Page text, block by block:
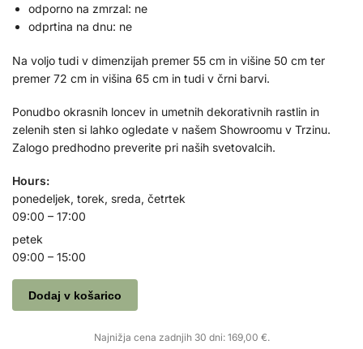
odporno na zmrzal: ne
odprtina na dnu: ne
Na voljo tudi v dimenzijah premer 55 cm in višine 50 cm ter
premer 72 cm in višina 65 cm in tudi v črni barvi.
Ponudbo okrasnih loncev in umetnih dekorativnih rastlin in
zelenih sten si lahko ogledate v našem Showroomu v Trzinu.
Zalogo predhodno preverite pri naših svetovalcih.
Hours:
ponedeljek, torek, sreda, četrtek
09:00 – 17:00
petek
09:00 – 15:00
Dodaj v košarico
Najnižja cena zadnjih 30 dni: 169,00 €.